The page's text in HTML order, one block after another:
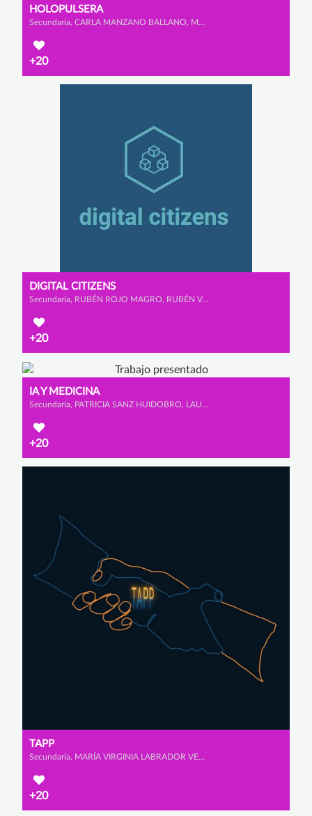
HOLOPULSERA
Secundaria, CARLA MANZANO BALLANO, MARÍA SERRANO LÓPEZ y IRENE DE BLAS VÁZQUEZ
+20
DIGITAL CITIZENS
Secundaria, RUBÉN ROJO MAGRO, RUBÉN VALLEJO PULIDO y RODRIGO LOZANO HERNANZ
+20
IA Y MEDICINA
Secundaria, PATRICIA SANZ HUIDOBRO, LAURA MANTECÓN HERNANZ y ICÍAR HEREDERO PÉREZ
+20
TAPP
Secundaria, MARÍA VIRGINIA LABRADOR VENERO, AMAYA MUÑOZ MONJE y ALEXANDRA SANZ GARCÍA
+20